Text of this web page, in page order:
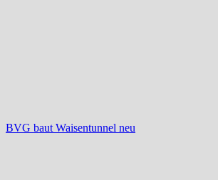
BVG baut Waisentunnel neu